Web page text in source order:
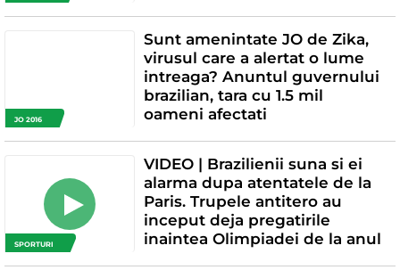
JO 2016
Sunt amenintate JO de Zika,
virusul care a alertat o lume
intreaga? Anuntul guvernului
brazilian, tara cu 1.5 mil
oameni afectati
SPORTURI
VIDEO | Brazilienii suna si ei
alarma dupa atentatele de la
Paris. Trupele antitero au
inceput deja pregatirile
inaintea Olimpiadei de la anul